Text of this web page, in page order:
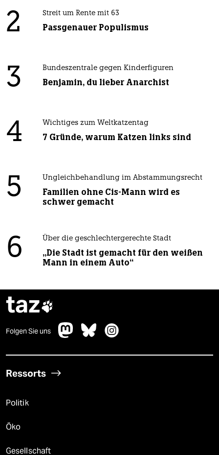
2 Streit um Rente mit 63
Passgenauer Populismus
3 Bundeszentrale gegen Kinderfiguren
Benjamin, du lieber Anarchist
4 Wichtiges zum Weltkatzentag
7 Gründe, warum Katzen links sind
5 Ungleichbehandlung im Abstammungsrecht
Familien ohne Cis-Mann wird es
schwer gemacht
6 Über die geschlechtergerechte Stadt
„Die Stadt ist gemacht für den weißen
Mann in einem Auto“
taz
Folgen Sie uns
Ressorts
Politik
Öko
Gesellschaft